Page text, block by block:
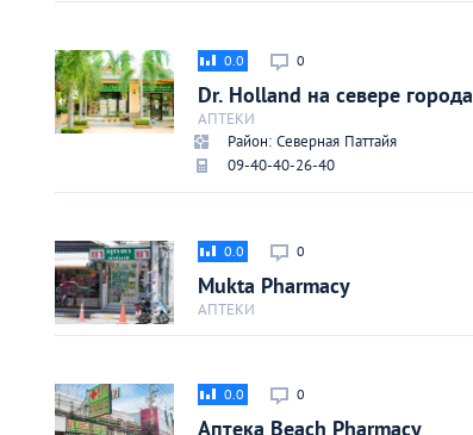
Лос-Анджелес
Москва
Париж
Паттайя
Пхукет
0
0.0
Dr. Holland на севере города
АПТЕКИ
Район: Северная Паттайя
09-40-40-26-40
0
0.0
Mukta Pharmacy
АПТЕКИ
0
0.0
Аптека Beach Pharmacy